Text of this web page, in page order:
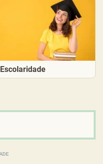
Escolaridade